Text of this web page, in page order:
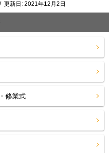
/ 更新日: 2021年12月2日
修業式